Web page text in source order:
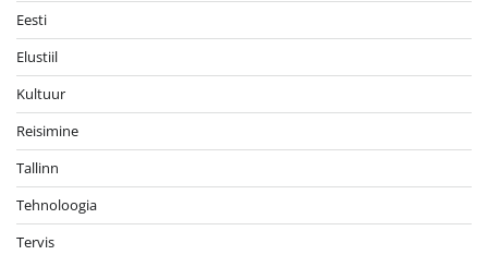
Eesti
Elustiil
Kultuur
Reisimine
Tallinn
Tehnoloogia
Tervis